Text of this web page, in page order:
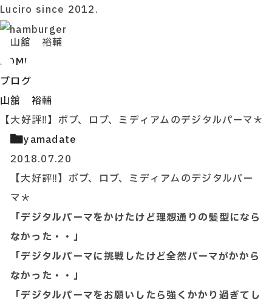
Luciro since 2012.
山舘 裕輔
HOME
ブログ
山舘 裕輔
【大好評‼】ボブ、ロブ、ミディアムのデジタルパーマ＊
yamadate
2018.07.20
【大好評‼】ボブ、ロブ、ミディアムのデジタルパー
マ＊
「デジタルパーマをかけたけど理想通りの髪型になら
なかった・・」
「デジタルパーマに挑戦したけど全然パーマがかから
なかった・・」
「デジタルパーマをお願いしたら強くかかり過ぎてし